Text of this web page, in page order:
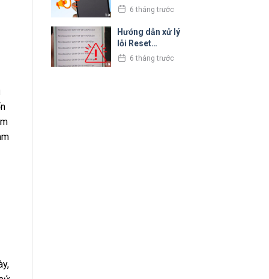
trong: Nguyên
nhân và cách xử
lý
6 tháng trước
Hướng dẫn xử lý
lỗi Reset
Counter trên
6 tháng trước